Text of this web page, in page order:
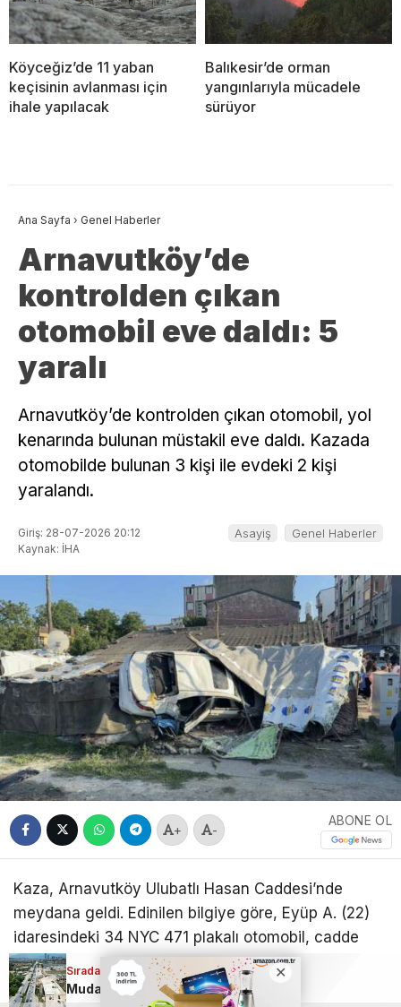
Köyceğiz’de 11 yaban
keçisinin avlanması için
ihale yapılacak
Balıkesir’de orman
yangınlarıyla mücadele
sürüyor
Sıradaki Haber
Ana Sayfa › Genel Haberler
Arnavutköy’de
kontrolden çıkan
otomobil eve daldı: 5
yaralı
Arnavutköy’de kontrolden çıkan otomobil, yol
kenarında bulunan müstakil eve daldı. Kazada
otomobilde bulunan 3 kişi ile evdeki 2 kişi
yaralandı.
Giriş: 28-07-2026 20:12
Kaynak: İHA
Asayiş Genel Haberler
+ -
ABONE OL
Kaza, Arnavutköy Ulubatlı Hasan Caddesi’nde
meydana geldi. Edinilen bilgiye göre, Eyüp A. (22)
idaresindeki 34 NYC 471 plakalı otomobil, cadde
üzerinde seyir halindeyken kontrolden çıktı. Yolda
savrularak manevralar yapan otomobil, yol
Sıradaki Haber